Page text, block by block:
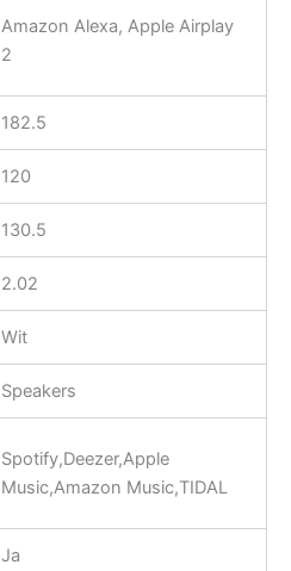
Amazon Alexa, Apple Airplay
2
182.5
120
130.5
2.02
Wit
Speakers
Spotify,Deezer,Apple
Music,Amazon Music,TIDAL
Ja